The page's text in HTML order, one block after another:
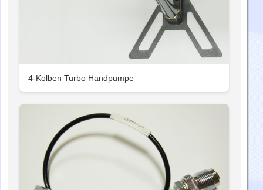
4-Kolben Turbo Handpumpe